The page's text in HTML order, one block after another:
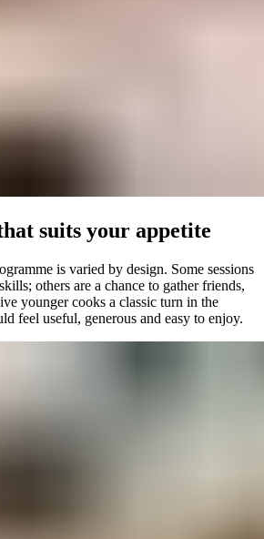
is varied by design. Some sessions
others are a chance to gather friends,
younger cooks a classic turn in the